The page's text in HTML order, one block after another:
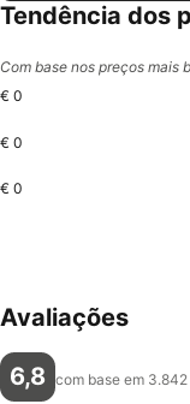
Tendência dos
Com base nos preços mais
€ 0
€ 0
€ 0
Avaliações
6,8 com base em